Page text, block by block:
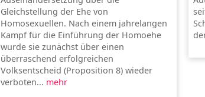
Gleichstellung der Ehe von
Homosexuellen. Nach einem jahrelangen
Kampf für die Einführung der Homoehe
wurde sie zunächst über einen
überraschend erfolgreichen
Volksentscheid (Proposition 8) wieder
verboten... mehr